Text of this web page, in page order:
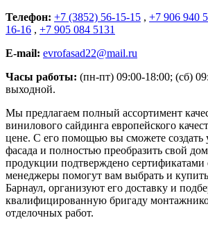
Телефон: +7 (3852) 56-15-15 , +7 906 940
16-16 , +7 905 084 5131
E-mail: evrofasad22@mail.ru
Часы работы: (пн-пт) 09:00-18:00; (сб)
выходной.
Мы предлагаем полный ассортимент
винилового сайдинга европейского
цене. С его помощью вы сможете создать
фасада и полностью преобразить свой
продукции подтверждено сертификатами
менеджеры помогут вам выбрать и
Барнаул, организуют его доставку и
квалифицированную бригаду
отделочных работ.